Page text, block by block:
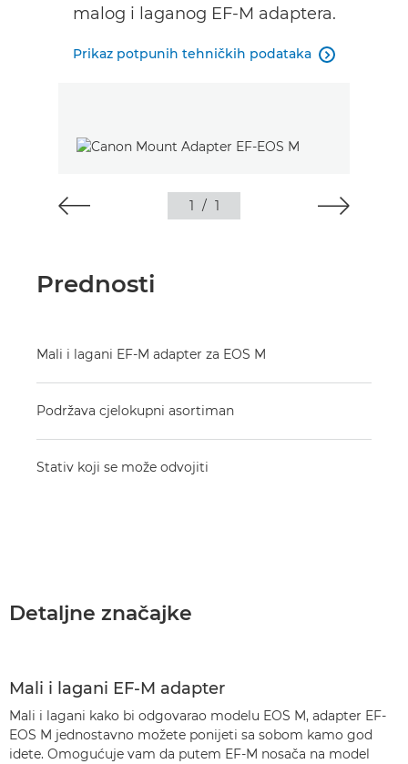
malog i laganog EF-M adaptera.
Prikaz potpunih tehničkih podataka 
1 / 1
Prednosti
Mali i lagani EF-M adapter za EOS M
Podržava cjelokupni asortiman
Stativ koji se može odvojiti
Detaljne značajke
Mali i lagani EF-M adapter
Mali i lagani kako bi odgovarao modelu EOS M, adapter EF-
EOS M jednostavno možete ponijeti sa sobom kamo god
idete. Omogućuje vam da putem EF-M nosača na model